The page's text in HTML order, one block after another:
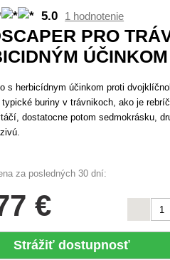
5.0 1 hodnotenie
PRO
ÚČINKOM
s herbicídnym účinkom proti
typické buriny v trávnikoch, ako je
dostatocne potom sedmokrásku,
za posledných 30 dní:
€
Strážiť dostupnosť